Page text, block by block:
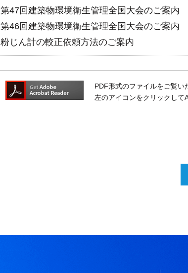
第47回建築物環境衛生管理全国大会のご案内
第46回建築物環境衛生管理全国大会のご案内
粉じん計の較正依頼方法のご案内
PDF形式のファイルをご覧い
左のアイコンをクリックして